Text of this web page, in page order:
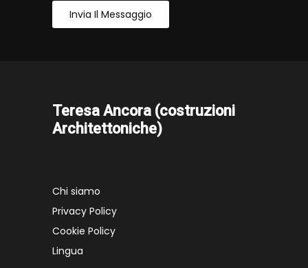
Invia Il Messaggio
Teresa Ancora (costruzioni
Architettoniche)
Chi siamo
Privacy Policy
Cookie Policy
Lingua